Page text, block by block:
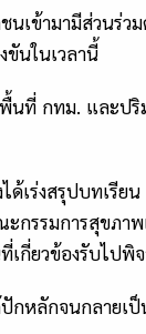
เข้ามามีส่วนร่ว
นในเวลานี้
นที่ กทม. และป
เร่งสรุปบทเรี
กรรมการสุขภ
กี่ยวข้องรับไปพิ
หลักจนกลายเ